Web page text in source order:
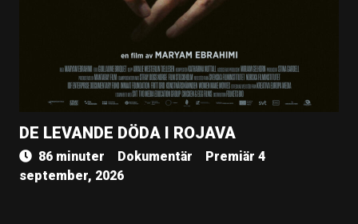
DE LEVANDE DÖDA I ROJAVA
86 minuter Dokumentär
Premiär 4
september, 2026